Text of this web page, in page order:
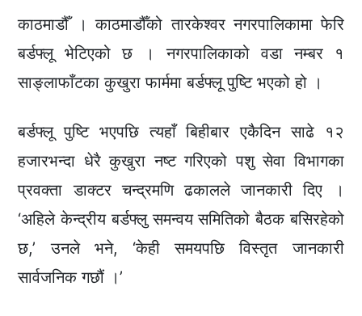
काठमाडौँ । काठमाडौँको तारकेश्वर नगरपालिकामा फेरि
बर्डफ्लू भेटिएको छ । नगरपालिकाको वडा नम्बर १
साङ्लाफाँटका कुखुरा फार्ममा बर्डफ्लू पुष्टि भएको हो ।
बर्डफ्लू पुष्टि भएपछि त्यहाँ बिहीबार एकैदिन साढे १२
हजारभन्दा धेरै कुखुरा नष्ट गरिएको पशु सेवा विभागका
प्रवक्ता डाक्टर चन्द्रमणि ढकालले जानकारी दिए ।
‘अहिले केन्द्रीय बर्डफ्लु समन्वय समितिको बैठक बसिरहेको
छ,’ उनले भने, ‘केही समयपछि विस्तृत जानकारी
सार्वजनिक गछौं ।’